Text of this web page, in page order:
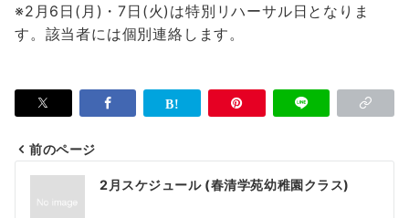
※2月6日(月)・7日(火)は特別リハーサル日となりま
す。該当者には個別連絡します。
投
前のページ
2月スケジュール (春清学苑幼稚園クラス)